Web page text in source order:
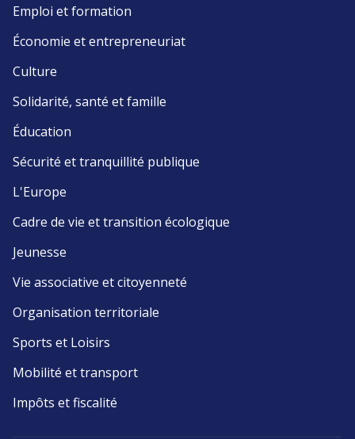
Emploi et formation
Économie et entrepreneuriat
Culture
Solidarité, santé et famille
Éducation
Sécurité et tranquillité publique
L'Europe
Cadre de vie et transition écologique
Jeunesse
Vie associative et citoyenneté
Organisation territoriale
Sports et Loisirs
Mobilité et transport
Impôts et fiscalité